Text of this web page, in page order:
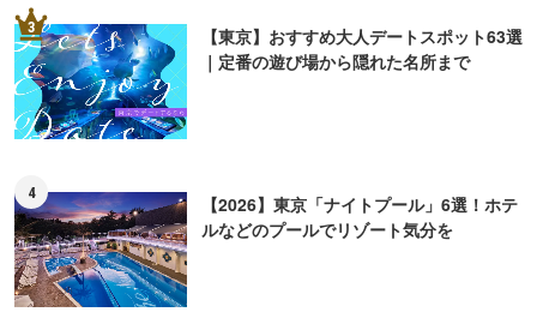
3
【東京】おすすめ大人デートスポット63選
｜定番の遊び場から隠れた名所まで
4
【2026】東京「ナイトプール」6選！ホテ
ルなどのプールでリゾート気分を